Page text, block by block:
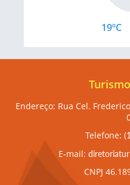
19ºC
Endereço: Rua Cel.
Telefone:
E-mail:
CNPJ